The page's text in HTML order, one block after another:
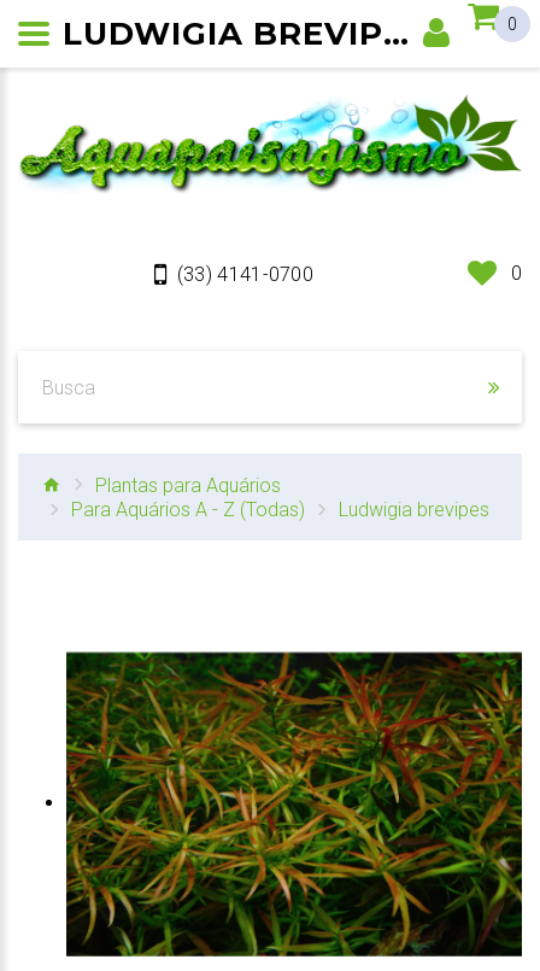
(33) 4141-0700 0
0
Plantas para Aquários
Para Aquários A - Z (Todas)
Ludwigia brevipes
LUDWIGIA BREVIPES